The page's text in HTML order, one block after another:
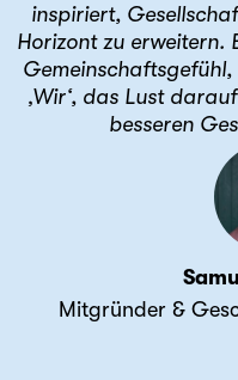
inspiriert,
Horizont zu erweitern.
‚Wir‘, das Lust
besseren
Mitgründer &